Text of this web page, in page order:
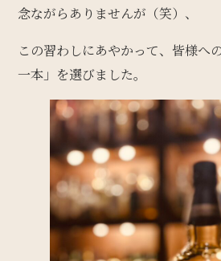
念ながらありませんが（笑）、
この習わしにあやかって、皆様へ
一本」を選びました。